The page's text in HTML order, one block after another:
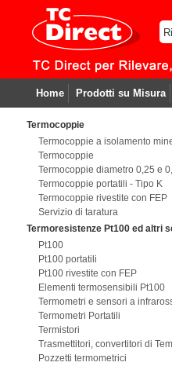
Home Prodotti su Misura
Termocoppie
Termocoppie a isolamento
Termocoppie
Termocoppie diametro 0,25 e
Termocoppie portatili - Tipo K
Termocoppie rivestite con FEP
Servizio di taratura
Termoresistenze Pt100 ed altri
Pt100
Pt100 portatili
Pt100 rivestite con FEP
Elementi termosensibili Pt100
Termometri e sensori a
Termometri Portatili
Termistori
Trasmettitori, convertitori di
Pozzetti termometrici